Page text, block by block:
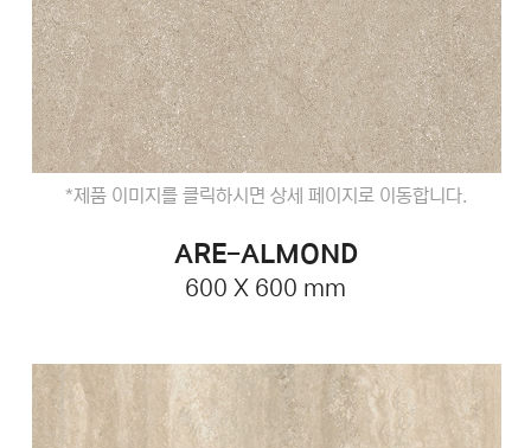
*제품 이미지를 클릭하시면 상세 페이지로 이동합니다.
ARE-ALMOND
600 X 600 mm